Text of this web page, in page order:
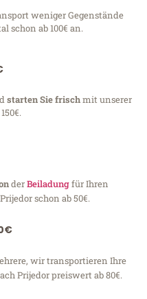
weniger Gegenstände
schon ab 100€ an.
starten Sie frischmit unserer
derBeiladungfür Ihren
schon ab 50€.
wir transportieren Ihre
Prijedor preiswert ab 80€.